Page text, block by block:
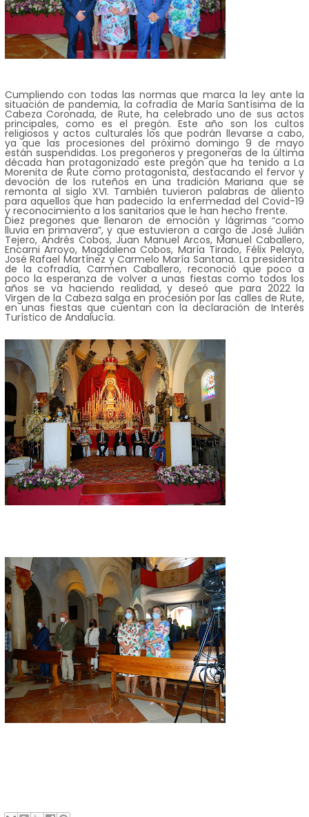
Cumpliendo con todas las normas que marca la ley ante la
situación de pandemia, la cofradía de María Santísima de la
Cabeza Coronada, de Rute, ha celebrado uno de sus actos
principales, como es el pregón. Este año son los cultos
religiosos y actos culturales los que podrán llevarse a cabo,
ya que las procesiones del próximo domingo 9 de mayo
están suspendidas. Los pregoneros y pregoneras de la última
década han protagonizado este pregón que ha tenido a La
Morenita de Rute como protagonista, destacando el fervor y
devoción de los ruteños en una tradición Mariana que se
remonta al siglo XVI. También tuvieron palabras de aliento
para aquellos que han padecido la enfermedad del Covid-19
y reconocimiento a los sanitarios que le han hecho frente.
Diez pregones que llenaron de emoción y lágrimas “como
lluvia en primavera”, y que estuvieron a cargo de José Julián
Tejero, Andrés Cobos, Juan Manuel Arcos, Manuel Caballero,
Encarni Arroyo, Magdalena Cobos, María Tirado, Félix Pelayo,
José Rafael Martínez y Carmelo María Santana. La presidenta
de la cofradía, Carmen Caballero, reconoció que poco a
poco la esperanza de volver a unas fiestas como todos los
años se va haciendo realidad, y deseó que para 2022 la
Virgen de la Cabeza salga en procesión por las calles de Rute,
en unas fiestas que cuentan con la declaración de Interés
Turístico de Andalucía.